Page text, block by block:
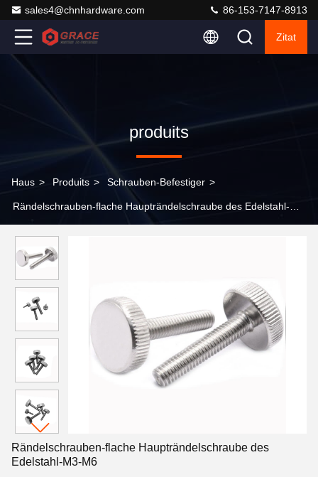
sales4@chnhardware.com 86-153-7147-8913
Zitat
produits
Haus > Produits > Schrauben-Befestiger >
Rändelschrauben-flache Haupträndelschraube des Edelstahl-M3-
Rändelschrauben-flache Haupträndelschraube des
Edelstahl-M3-M6